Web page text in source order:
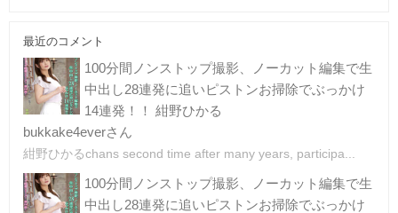
最近のコメント
100分間ノンストップ撮影、ノーカット編集で生
中出し28連発に追いピストンお掃除でぶっかけ
14連発！！ 紺野ひかる
bukkake4everさん
紺野ひかるchans second time after many years, participa...
100分間ノンストップ撮影、ノーカット編集で生
中出し28連発に追いピストンお掃除でぶっかけ